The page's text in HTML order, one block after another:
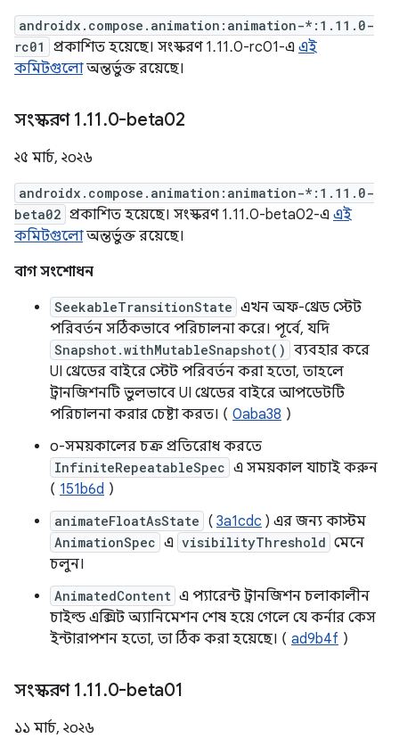
androidx.compose.animation:animation-*:1.11.0-
rc01
প্রকাশিত হয়েছে। সংস্করণ 1.11.0-rc01-এ এই
কমিটগুলোঅন্তর্ভুক্ত রয়েছে।
সংস্করণ 1.11.0-beta02
২৫ মার্চ, ২০২৬
androidx.compose.animation:animation-*:1.11.0-
beta02 প্রকাশিত হয়েছে। সংস্করণ 1.11.0-beta02-এ এই
কমিটগুলোঅন্তর্ভুক্ত রয়েছে।
বাগ সংশোধন
SeekableTransitionState এখন অফ-থ্রেড স্টেট
পরিবর্তন সঠিকভাবে পরিচালনা করে। পূর্বে, যদি
Snapshot.withMutableSnapshot() ব্যবহার করে
UI থ্রেডের বাইরে স্টেট পরিবর্তন করা হতো, তাহলে
ট্রানজিশনটি ভুলভাবে UI থ্রেডের বাইরে আপডেটটি
পরিচালনা করার চেষ্টা করত। ( 0aba38 )
০-সময়কালের চক্র প্রতিরোধ করতে
InfiniteRepeatableSpec এ সময়কাল যাচাই করুন
( 151b6d )
animateFloatAsState ( 3a1cdc ) এর জন্য কাস্টম
AnimationSpec এ visibilityThreshold মেনে
চলুন।
AnimatedContent এ প্যারেন্ট ট্রানজিশন চলাকালীন
চাইল্ড এক্সিট অ্যানিমেশন শেষ হয়ে গেলে যে কর্নার কেস
ইন্টারাপশন হতো, তা ঠিক করা হয়েছে। ( ad9b4f )
সংস্করণ 1.11.0-beta01
১১ মার্চ, ২০২৬